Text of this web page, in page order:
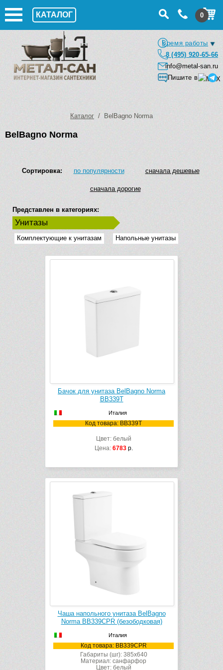
КАТАЛОГ 0
Время работы
8 (495) 920-65-66
info@metal-san.ru
Пишите в
Каталог / BelBagno Norma
BelBagno Norma
Сортировка: по популярности сначала дешевые
сначала дорогие
Представлен в категориях:
Унитазы
Комплектующие к унитазам Напольные унитазы
Бачок для унитаза BelBagno Norma
BB339T
Италия
Код товара: BB339T
Цвет: белый
Цена: 6783р.
Чаша напольного унитаза BelBagno
Norma BB339CPR (безободковая)
Италия
Код товара: BB339CPR
Габариты (шг): 385x640
Материал: санфарфор
Цвет: белый